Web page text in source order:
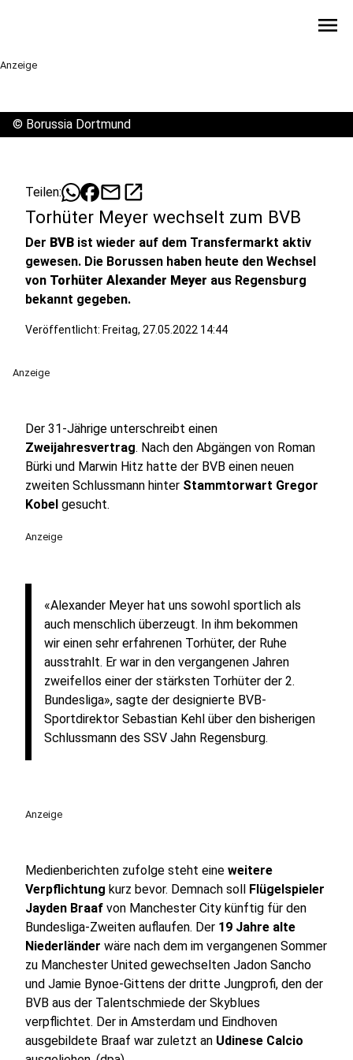
menu
Anzeige
© Borussia Dortmund
Teilen: mailopen_in_new
Torhüter Meyer wechselt zum BVB
Der BVB ist wieder auf dem Transfermarkt aktiv
gewesen. Die Borussen haben heute den Wechsel
von Torhüter Alexander Meyer aus Regensburg
bekannt gegeben.
Veröffentlicht: Freitag, 27.05.2022 14:44
Anzeige
Der 31-Jährige unterschreibt einen
Zweijahresvertrag. Nach den Abgängen von Roman
Bürki und Marwin Hitz hatte der BVB einen neuen
zweiten Schlussmann hinter Stammtorwart Gregor
Kobel gesucht.
Anzeige
«Alexander Meyer hat uns sowohl sportlich als
auch menschlich überzeugt. In ihm bekommen
wir einen sehr erfahrenen Torhüter, der Ruhe
ausstrahlt. Er war in den vergangenen Jahren
zweifellos einer der stärksten Torhüter der 2.
Bundesliga», sagte der designierte BVB-
Sportdirektor Sebastian Kehl über den bisherigen
Schlussmann des SSV Jahn Regensburg.
Anzeige
Medienberichten zufolge steht eine weitere
Verpflichtung kurz bevor. Demnach soll Flügelspieler
Jayden Braaf von Manchester City künftig für den
Bundesliga-Zweiten auflaufen. Der 19 Jahre alte
Niederländer wäre nach dem im vergangenen Sommer
zu Manchester United gewechselten Jadon Sancho
und Jamie Bynoe-Gittens der dritte Jungprofi, den der
BVB aus der Talentschmiede der Skyblues
verpflichtet. Der in Amsterdam und Eindhoven
ausgebildete Braaf war zuletzt an Udinese Calcio